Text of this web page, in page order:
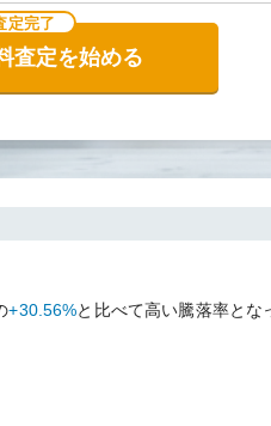
定完了
査定を始める
+30.56%と比べて高い騰落率とな